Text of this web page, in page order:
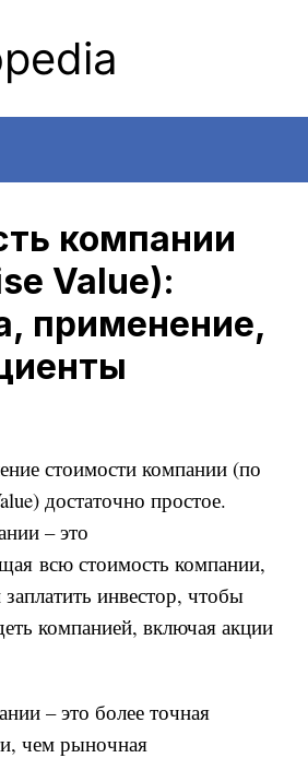
компании
Value):
применение,
стоимости компании (по
достаточно простое.
– это
всю стоимость компании,
инвестор, чтобы
компанией, включая акции
– это более точная
чем рыночная